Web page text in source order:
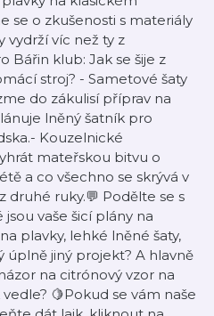
se o zkušenosti s materiály
vydrží víc než ty z
Bářin klub: Jak se šije z
stroj? - Sametové šaty
do zákulisí příprav na
lněný šatník pro
Kouzelnické
mateřskou bitvu o
a co všechno se skrývá v
druhé ruky.💬 Podělte se s
vaše šicí plány na
plavky, lehké lněné šaty,
jiný projekt? A hlavně
na citrónový vzor na
🍋Pokud se vám naše